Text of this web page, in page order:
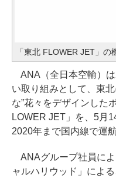
「東北 FLOWER JET」の
ANA（全日本空輸）
い取り組みとして、東
な”花々をデザインした
LOWER JET」を、5月
2020年まで国内線で運航
ANAグループ社員に
ャルハリウッド」によ